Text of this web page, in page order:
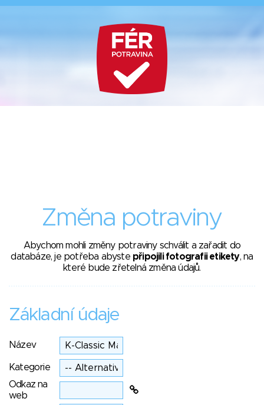
Změna potraviny
Abychom mohli změny potraviny schválit a zařadit do
databáze, je potřeba abyste připojili fotografii etikety, na
které bude zřetelná změna údajů.
Základní údaje
Název
Kategorie
Odkaz na
web